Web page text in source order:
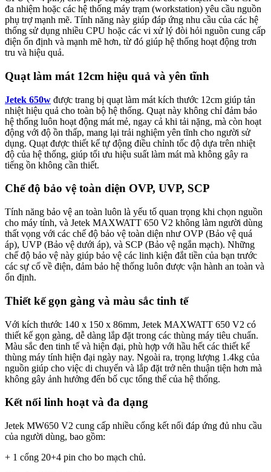
đa nhiệm hoặc các hệ thống máy trạm (workstation) yêu cầu nguồn
phụ trợ mạnh mẽ. Tính năng này giúp đáp ứng nhu cầu của các hệ
thống sử dụng nhiều CPU hoặc các vi xử lý đòi hỏi nguồn cung cấp
điện ổn định và mạnh mẽ hơn, từ đó giúp hệ thống hoạt động trơn
tru và hiệu quả.
Quạt làm mát 12cm hiệu quả và yên tĩnh
Jetek 650w được trang bị quạt làm mát kích thước 12cm giúp tản
nhiệt hiệu quả cho toàn bộ hệ thống. Quạt này không chỉ đảm bảo
hệ thống luôn hoạt động mát mẻ, ngay cả khi tải nặng, mà còn hoạt
động với độ ồn thấp, mang lại trải nghiệm yên tĩnh cho người sử
dụng. Quạt được thiết kế tự động điều chỉnh tốc độ dựa trên nhiệt
độ của hệ thống, giúp tối ưu hiệu suất làm mát mà không gây ra
tiếng ồn không cần thiết.
Chế độ bảo vệ toàn diện OVP, UVP, SCP
Tính năng bảo vệ an toàn luôn là yếu tố quan trọng khi chọn nguồn
cho máy tính, và Jetek MAXWATT 650 V2 không làm người dùng
thất vọng với các chế độ bảo vệ toàn diện như OVP (Bảo vệ quá
áp), UVP (Bảo vệ dưới áp), và SCP (Bảo vệ ngắn mạch). Những
chế độ bảo vệ này giúp bảo vệ các linh kiện đắt tiền của bạn trước
các sự cố về điện, đảm bảo hệ thống luôn được vận hành an toàn và
ổn định.
Thiết kế gọn gàng và màu sắc tinh tế
Với kích thước 140 x 150 x 86mm, Jetek MAXWATT 650 V2 có
thiết kế gọn gàng, dễ dàng lắp đặt trong các thùng máy tiêu chuẩn.
Màu sắc đen tinh tế và hiện đại, phù hợp với hầu hết các thiết kế
thùng máy tính hiện đại ngày nay. Ngoài ra, trọng lượng 1.4kg của
nguồn giúp cho việc di chuyển và lắp đặt trở nên thuận tiện hơn mà
không gây ảnh hưởng đến bố cục tổng thể của hệ thống.
Kết nối linh hoạt và đa dạng
Jetek MW650 V2 cung cấp nhiều cổng kết nối đáp ứng đủ nhu cầu
của người dùng, bao gồm:
+ 1 cổng 20+4 pin cho bo mạch chủ.